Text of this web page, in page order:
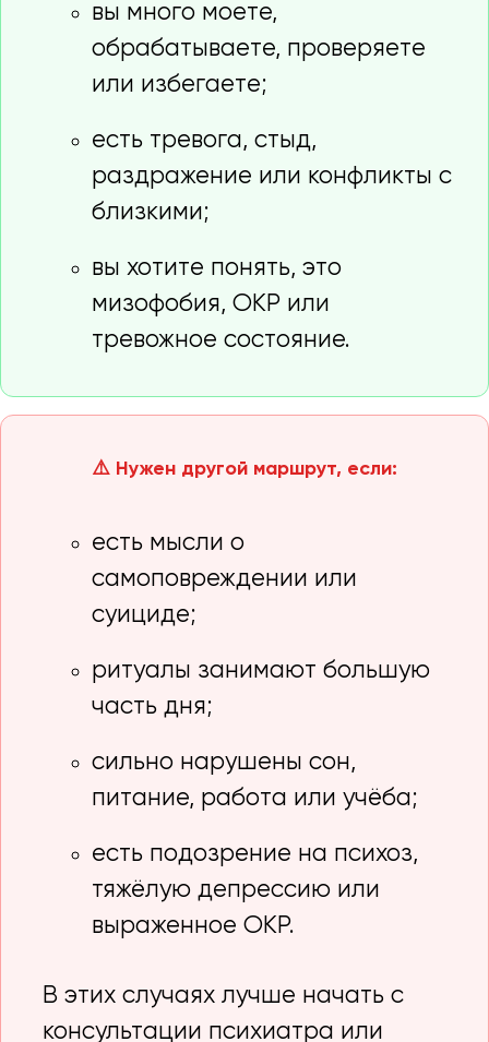
вы много моете,
обрабатываете, проверяете
или избегаете;
есть тревога, стыд,
раздражение или конфликты с
близкими;
вы хотите понять, это
мизофобия, ОКР или
тревожное состояние.
⚠️ Нужен другой маршрут, если:
есть мысли о
самоповреждении или
суициде;
ритуалы занимают большую
часть дня;
сильно нарушены сон,
питание, работа или учёба;
есть подозрение на психоз,
тяжёлую депрессию или
выраженное ОКР.
В этих случаях лучше начать с
консультации психиатра или